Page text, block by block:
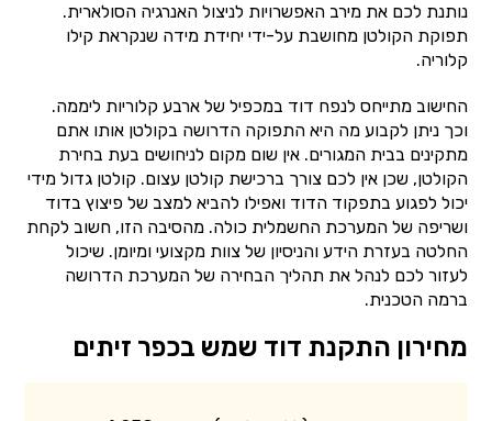
נותנת לכם את מירב האפשרויות לניצול האנרגיה הסולארית.
תפוקת הקולטן מחושבת על-ידי יחידת מידה שנקראת קילו
קלוריה.
החישוב מתייחס לנפח דוד במכפיל של ארבע קלוריות ליממה.
וכך ניתן לקבוע מה היא התפוקה הדרושה בקולטן אותו אתם
מתקינים בבית המגורים. אין שום מקום לניחושים בעת בחירת
הקולטן, שכן אין לכם צורך ברכישת קולטן עצום. קולטן גדול מידי
יכול לפגוע בתפקוד הדוד ואפילו להביא למצב של פיצוץ בדוד
ושריפה של המערכת החשמלית כולה. מהסיבה הזו, חשוב לקחת
החלטה בעזרת הידע והניסיון של צוות מקצועי ומיומן. שיכול
לעזור לכם לנהל את תהליך הבחירה של המערכת הדרושה
ברמה הטכנית.
מחירון התקנת דוד שמש בכפר זיתים